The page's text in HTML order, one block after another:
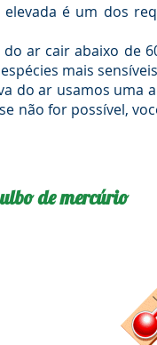
é um dos
cair abaixo de
mais
ar usamos uma
não for possível,
de mercúrio